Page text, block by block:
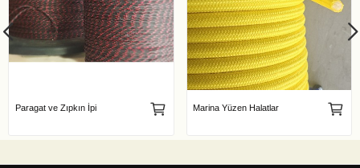
Paragat ve Zıpkın İpi Marina Yüzen Halatlar